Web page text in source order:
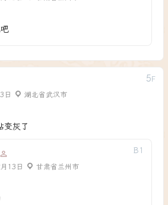
日 湖北省武汉市
5 F
变灰了
13日 甘肃省兰州市
B 1